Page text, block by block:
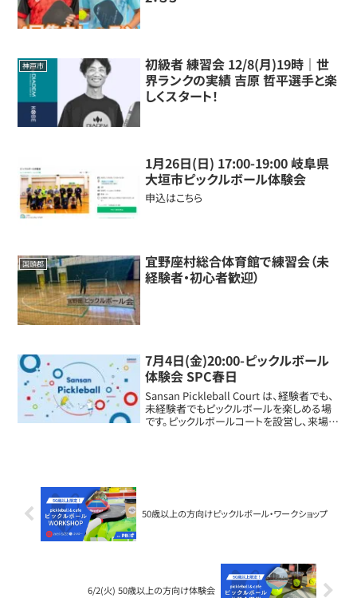
神戸市
初級者 練習会 12/8(月)19時｜世
界ランクの実績 吉原 哲平選手と楽
しくスタート！
1月26日(日) 17:00-19:00 岐阜県
大垣市ピックルボール体験会
申込はこちら
国頭郡
宜野座村総合体育館で練習会（未
経験者・初心者歓迎）
7月4日(金)20:00-ピックルボール
体験会 SPC春日
Sansan Pickleball Court は、経験者でも、
未経験者でもピックルボールを楽しめる場
です。ピックルボールコートを設営し、来場さ
50歳以上の方向けピックルボール・ワークショップ
6/2(火) 50歳以上の方向け体験会